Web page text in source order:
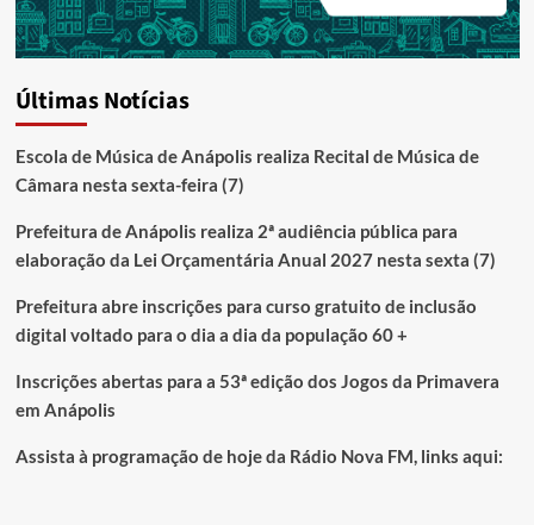
Últimas Notícias
Escola de Música de Anápolis realiza Recital de Música de
Câmara nesta sexta-feira (7)
Prefeitura de Anápolis realiza 2ª audiência pública para
elaboração da Lei Orçamentária Anual 2027 nesta sexta (7)
Prefeitura abre inscrições para curso gratuito de inclusão
digital voltado para o dia a dia da população 60 +
Inscrições abertas para a 53ª edição dos Jogos da Primavera
em Anápolis
Assista à programação de hoje da Rádio Nova FM, links aqui: